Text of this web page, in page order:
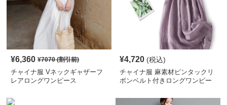
¥6,360 ¥7070(割引前)
チャイナ服 Vネックギャザーフ
レアロングワンピース
¥4,720 (税込)
チャイナ服 麻素材ピンタックリ
ボンベルト付きロングワンピー